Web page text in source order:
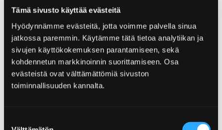
Tämä sivusto käyttää evästeitä
Hyödynnämme evästeitä, jotta voimme palvella sinua
jatkossa paremmin. Käytämme tätä tietoa analytiikan ja
sivujen käyttökokemuksen parantamiseen, sekä
kohdennetun markkinoinnin suorittamiseen. Osa
evästeistä ovat välttämättömiä sivuston
toiminnallisuuden kannalta.